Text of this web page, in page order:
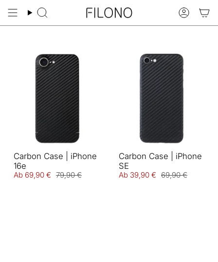
Inhalt
springen
Suche Konto
Carbon Case | iPhone
16e
Ab 69,90 € 79,90 €
Carbon Case | iPhone
SE
Ab 39,90 € 69,90 €